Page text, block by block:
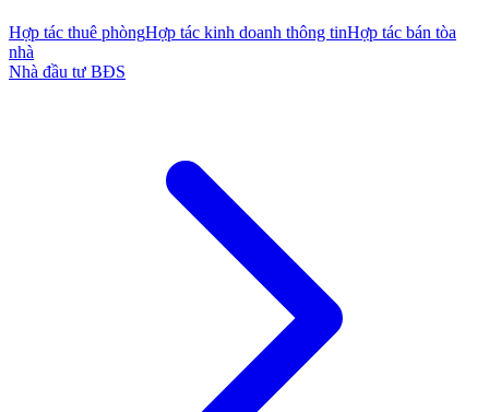
Hợp tác thuê phòngHợp tác kinh doanh thông tinHợp tác bán tòa
nhà
Nhà đầu tư BĐS